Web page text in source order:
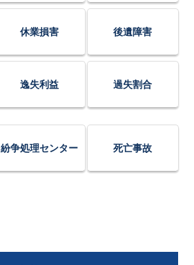
休業損害 後遺障害
逸失利益 過失割合
紛争処理センター 死亡事故